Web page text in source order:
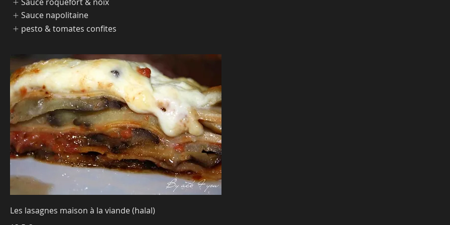
Sauce napolitaine
pesto & tomates confites
Les lasagnes maison à la viande (halal)